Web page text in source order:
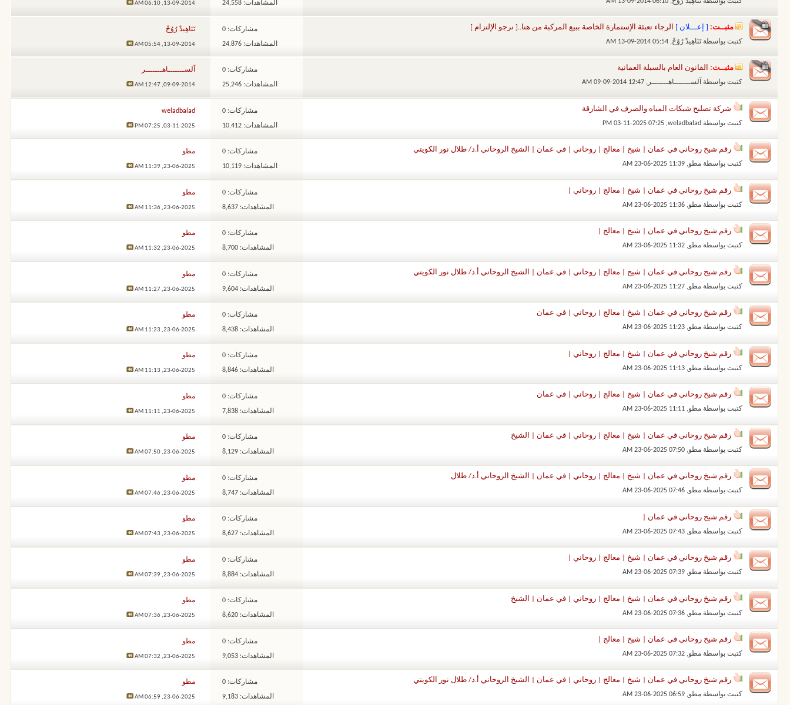
المشاهدات: 24,558 13-09-2014,
06:10 AM
مثبــت: [ إعـــلان ] الرجاء تعبئة الإستمارة الخاصة ببيع المركبة من هنا..[ نرجو الإلتزام ]
كتبت بواسطةتَنَاهِيدْ رُوُحْ‏, 13-09-2014 05:54 AM
مشاركات: 0
المشاهدات: 24,876
تَنَاهِيدْ رُوُحْ
13-09-2014,
05:54 AM
مثبــت: القانون العام بالسبلة العمانية
كتبت بواسطة آلســـــــاهـــــــر ‏, 09-09-2014 12:47 AM
مشاركات: 0
المشاهدات: 25,246
آلســـــــاهـــــــر
09-09-2014,
12:47 AM
شركة تصليح شبكات المياه والصرف في الشارقة
كتبت بواسطة weladbalad
‏, 03-11-2025 07:25 PM
مشاركات: 0
المشاهدات: 10,412
weladbalad
03-11-2025,
07:25 PM
رقم شيخ روحاني في عمان | شيخ | معالج | روحاني | في عمان | الشيخ الروحاني أ.د/ طلال نور الكويتي
كتبت بواسطة مطو‏, 23-06-2025 11:39 AM
مشاركات: 0
المشاهدات: 10,119
مطو
23-06-2025,
11:39 AM
رقم شيخ روحاني في عمان | شيخ | معالج | روحاني |
كتبت بواسطة مطو‏, 23-06-2025 11:36 AM
مشاركات: 0
المشاهدات: 8,637
مطو
23-06-2025,
11:36 AM
رقم شيخ روحاني في عمان | شيخ | معالج |
كتبت بواسطة مطو‏, 23-06-2025 11:32 AM
مشاركات: 0
المشاهدات: 8,700
مطو
23-06-2025,
11:32 AM
رقم شيخ روحاني في عمان | شيخ | معالج | روحاني | في عمان | الشيخ الروحاني أ.د/ طلال نور الكويتي
كتبت بواسطة مطو‏, 23-06-2025 11:27 AM
مشاركات: 0
المشاهدات: 9,604
مطو
23-06-2025,
11:27 AM
رقم شيخ روحاني في عمان | شيخ | معالج | روحاني | في عمان
كتبت بواسطة مطو‏, 23-06-2025 11:23 AM
مشاركات: 0
المشاهدات: 8,438
مطو
23-06-2025,
11:23 AM
رقم شيخ روحاني في عمان | شيخ | معالج | روحاني |
كتبت بواسطة مطو‏, 23-06-2025 11:13 AM
مشاركات: 0
المشاهدات: 8,846
مطو
23-06-2025,
11:13 AM
رقم شيخ روحاني في عمان | شيخ | معالج | روحاني | في عمان
كتبت بواسطة مطو‏, 23-06-2025 11:11 AM
مشاركات: 0
المشاهدات: 7,838
مطو
23-06-2025,
11:11 AM
رقم شيخ روحاني في عمان | شيخ | معالج | روحاني | في عمان | الشيخ
كتبت بواسطة مطو‏, 23-06-2025 07:50 AM
مشاركات: 0
المشاهدات: 8,129
مطو
23-06-2025,
07:50 AM
رقم شيخ روحاني في عمان | شيخ | معالج | روحاني | في عمان | الشيخ الروحاني أ.د/ طلال
كتبت بواسطة مطو‏, 23-06-2025 07:46 AM
مشاركات: 0
المشاهدات: 8,747
مطو
23-06-2025,
07:46 AM
رقم شيخ روحاني في عمان |
كتبت بواسطة مطو‏, 23-06-2025 07:43 AM
مشاركات: 0
المشاهدات: 8,627
مطو
23-06-2025,
07:43 AM
رقم شيخ روحاني في عمان | شيخ | معالج | روحاني |
كتبت بواسطة مطو‏, 23-06-2025 07:39 AM
مشاركات: 0
المشاهدات: 8,884
مطو
23-06-2025,
07:39 AM
رقم شيخ روحاني في عمان | شيخ | معالج | روحاني | في عمان | الشيخ
كتبت بواسطة مطو‏, 23-06-2025 07:36 AM
مشاركات: 0
المشاهدات: 8,620
مطو
23-06-2025,
07:36 AM
رقم شيخ روحاني في عمان | شيخ | معالج |
كتبت بواسطة مطو‏, 23-06-2025 07:32 AM
مشاركات: 0
المشاهدات: 9,053
مطو
23-06-2025,
07:32 AM
رقم شيخ روحاني في عمان | شيخ | معالج | روحاني | في عمان | الشيخ الروحاني أ.د/ طلال نور الكويتي
كتبت بواسطة مطو‏, 23-06-2025 06:59 AM
مشاركات: 0
المشاهدات: 9,183
مطو
23-06-2025,
06:59 AM